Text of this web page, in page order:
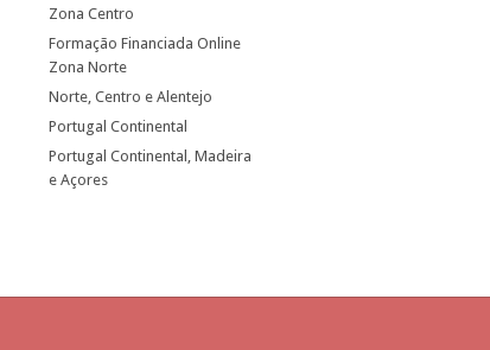
Zona Centro
Formação Financiada Online
Zona Norte
Norte, Centro e Alentejo
Portugal Continental
Portugal Continental, Madeira
e Açores